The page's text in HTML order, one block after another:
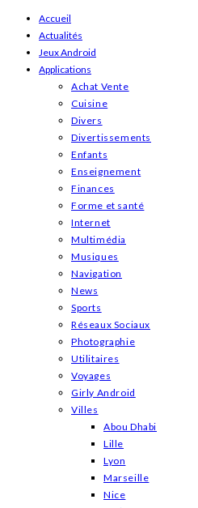
Skip
content
Accueil
Actualités
Jeux Android
Applications
Achat Vente
Cuisine
Divers
Divertissements
Enfants
Enseignement
Finances
Forme et santé
Internet
Multimédia
Musiques
Navigation
News
Sports
Réseaux Sociaux
Photographie
Utilitaires
Voyages
Girly Android
Villes
Abou Dhabi
Lille
Lyon
Marseille
Nice